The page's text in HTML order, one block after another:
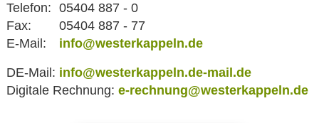
Telefon: 05404 887 - 0
Fax:
05404 887 - 77
E-Mail:
info@westerkappeln.de
DE-Mail: info@westerkappeln.de-mail.de
Digitale Rechnung: e-rechnung@westerkappeln.de